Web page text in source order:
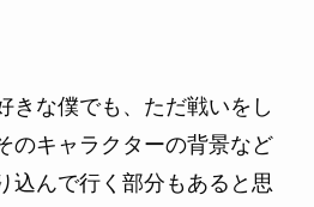
きな僕でも、ただ戦いをし
のキャラクターの背景など
込んで行く部分もあると思